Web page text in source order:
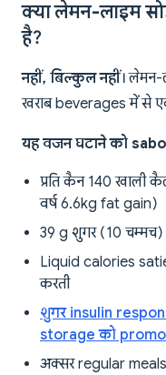
क्या लेमन-लाइम
है?
नहीं, बिल्कुल नहीं।
खराब beverages में से
यह वजन घटाने को
प्रति कैन 140 खाली
वर्ष 6.6kg fat gain)
39 g शुगर (10 चम्मच)
Liquid calories
करती
शुगर insulin
storage को
अक्सर regular meals